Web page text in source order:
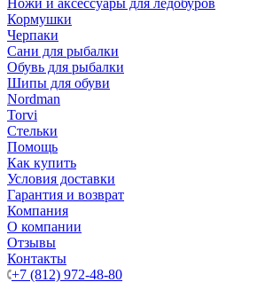
Ножи и аксессуары для ледобуров
Кормушки
Черпаки
Сани для рыбалки
Обувь для рыбалки
Шипы для обуви
Nordman
Torvi
Стельки
Помощь
Как купить
Условия доставки
Гарантия и возврат
Компания
О компании
Отзывы
Контакты
+7 (812) 972-48-80